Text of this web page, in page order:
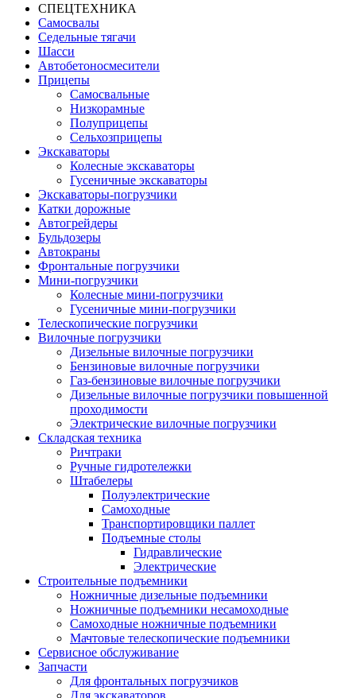
СПЕЦТЕХНИКА
Самосвалы
Седельные тягачи
Шасси
Автобетоно­смесители
Прицепы
Самосвальные
Низкорамные
Полуприцепы
Сельхозприцепы
Экскаваторы
Колесные экскаваторы
Гусеничные экскаваторы
Экскаваторы-погрузчики
Катки дорожные
Автогрейдеры
Бульдозеры
Автокраны
Фронтальные погрузчики
Мини-погрузчики
Колесные мини-погрузчики
Гусеничные мини-погрузчики
Телескопические погрузчики
Вилочные погрузчики
Дизельные вилочные погрузчики
Бензиновые вилочные погрузчики
Газ-бензиновые вилочные погрузчики
Дизельные вилочные погрузчики повышенной
проходимости
Электрические вилочные погрузчики
Складская техника
Ричтраки
Ручные гидротележки
Штабелеры
Полуэлектрические
Самоходные
Транспортировщики паллет
Подъемные столы
Гидравлические
Электрические
Строительные подъемники
Ножничные дизельные подъемники
Ножничные подъемники несамоходные
Самоходные ножничные подъемники
Мачтовые телескопические подъемники
Сервисное обслуживание
Запчасти
Для фронтальных погрузчиков
Для экскаваторов